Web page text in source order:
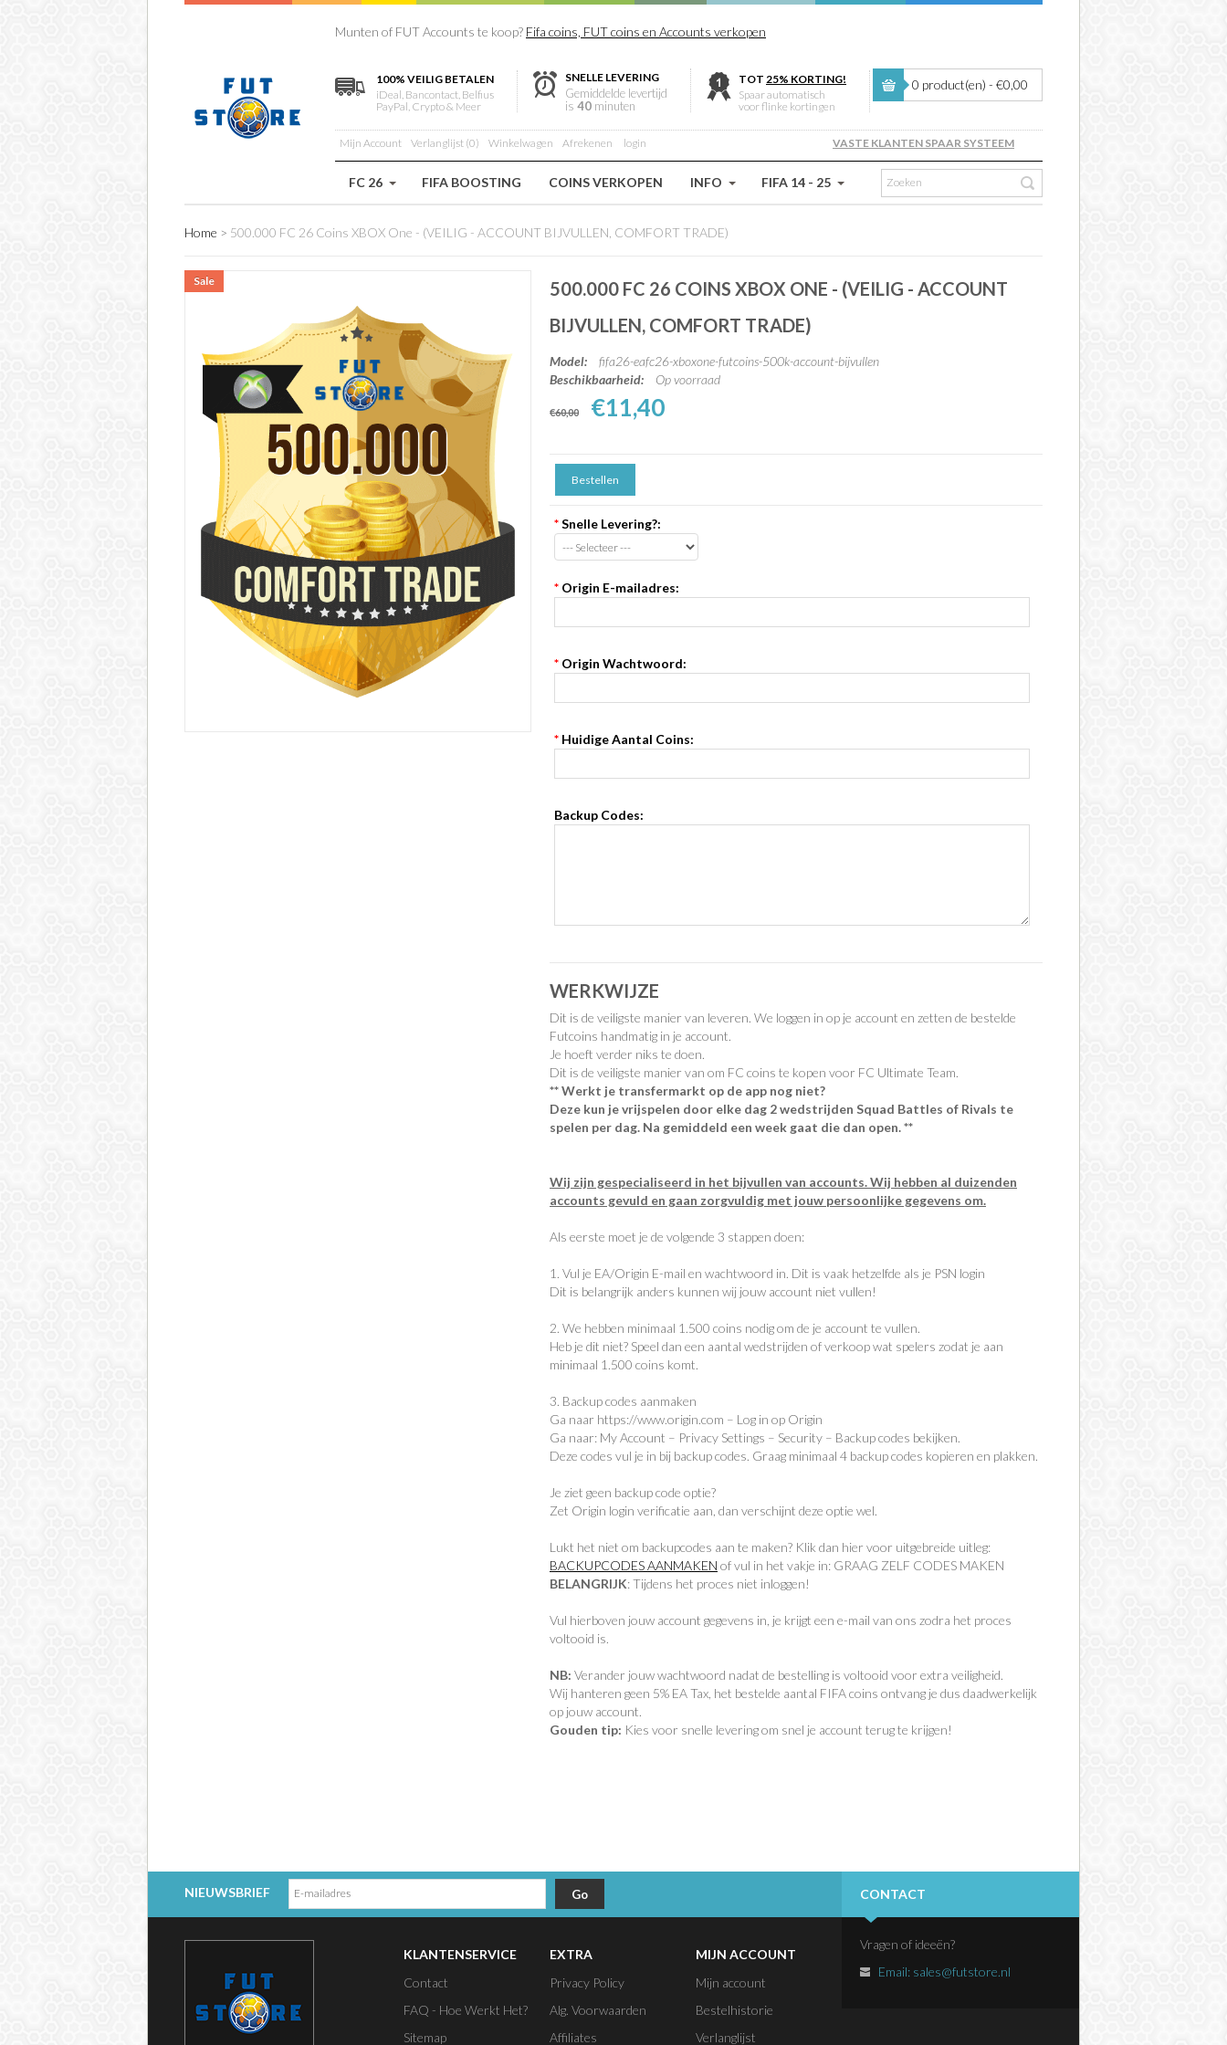
Munten of FUT Accounts te koop? Fifa coins, FUT coins en Accounts verkopen
100% VEILIG BETALEN
iDeal, Bancontact, Belfius
PayPal, Crypto & Meer
SNELLE LEVERING
Gemiddelde levertijd
is 40 minuten
TOT 25% KORTING!
Spaar automatisch
voor flinke kortingen
0 product(en) - €0,00
Mijn Account Verlanglijst (0) Winkelwagen Afrekenen login VASTE KLANTEN SPAAR SYSTEEM
FC 26 FIFA BOOSTING COINS VERKOPEN INFO FIFA 14 - 25
Home > 500.000 FC 26 Coins XBOX One - (VEILIG - ACCOUNT BIJVULLEN, COMFORT TRADE)
Sale
500.000 FC 26 COINS XBOX ONE - (VEILIG - ACCOUNT
BIJVULLEN, COMFORT TRADE)
Model:
fifa26-eafc26-xboxone-futcoins-500k-account-bijvullen
Beschikbaarheid:
Op voorraad
€60,00 €11,40
*Snelle Levering?:
* Origin E-mailadres:
* Origin Wachtwoord:
* Huidige Aantal Coins:
Backup Codes:
WERKWIJZE
Dit is de veiligste manier van leveren. We loggen in op je account en zetten de bestelde
Futcoins handmatig in je account.
Je hoeft verder niks te doen.
Dit is de veiligste manier van om FC coins te kopen voor FC Ultimate Team.
** Werkt je transfermarkt op de app nog niet?
Deze kun je vrijspelen door elke dag 2 wedstrijden Squad Battles of Rivals te
spelen per dag. Na gemiddeld een week gaat die dan open. **
Wij zijn gespecialiseerd in het bijvullen van accounts. Wij hebben al duizenden
accounts gevuld en gaan zorgvuldig met jouw persoonlijke gegevens om.
Als eerste moet je de volgende 3 stappen doen:
1. Vul je EA/Origin E-mail en wachtwoord in. Dit is vaak hetzelfde als je PSN login
Dit is belangrijk anders kunnen wij jouw account niet vullen!
2. We hebben minimaal 1.500 coins nodig om de je account te vullen.
Heb je dit niet? Speel dan een aantal wedstrijden of verkoop wat spelers zodat je aan
minimaal 1.500 coins komt.
3. Backup codes aanmaken
Ga naar https://www.origin.com – Log in op Origin
Ga naar: My Account – Privacy Settings – Security – Backup codes bekijken.
Deze codes vul je in bij backup codes. Graag minimaal 4 backup codes kopieren en plakken.
Je ziet geen backup code optie?
Zet Origin login verificatie aan, dan verschijnt deze optie wel.
Lukt het niet om backupcodes aan te maken? Klik dan hier voor uitgebreide uitleg:
BACKUPCODES AANMAKEN of vul in het vakje in: GRAAG ZELF CODES MAKEN
BELANGRIJK: Tijdens het proces niet inloggen!
Vul hierboven jouw account gegevens in, je krijgt een e-mail van ons zodra het proces
voltooid is.
NB: Verander jouw wachtwoord nadat de bestelling is voltooid voor extra veiligheid.
Wij hanteren geen 5% EA Tax, het bestelde aantal FIFA coins ontvang je dus daadwerkelijk
op jouw account.
Gouden tip: Kies voor snelle levering om snel je account terug te krijgen!
NIEUWSBRIEF
KLANTENSERVICE
Contact
FAQ - Hoe Werkt Het?
Sitemap
EXTRA
Privacy Policy
Alg. Voorwaarden
Affiliates
MIJN ACCOUNT
Mijn account
Bestelhistorie
Verlanglijst
CONTACT
Vragen of ideeën?
Email: sales@futstore.nl